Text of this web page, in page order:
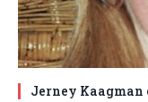
Jerney Kaagman